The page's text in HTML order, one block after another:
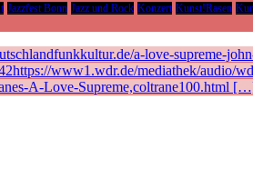
Jazzfest Bonn Jazz und Rock Konzert Kunst!Rasen
a-love-supreme-
www1.wdr.de/mediathek/audio/
A-Love-Supreme,coltrane100.html